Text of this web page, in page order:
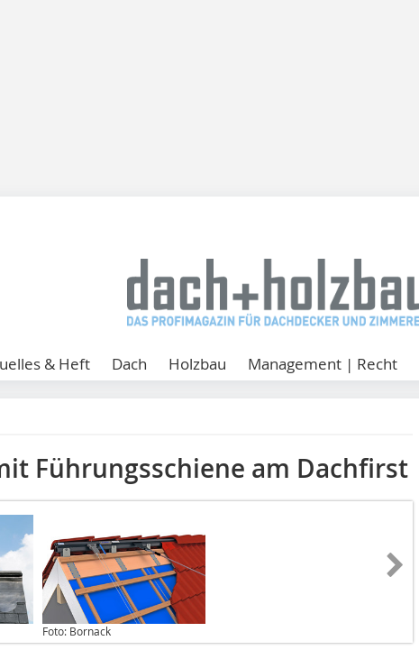
& Heft Dach Holzbau Management | Recht
Führungsschiene am Dachfirst
Foto: Bornack